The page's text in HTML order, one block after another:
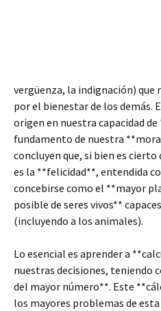
vergüenza, la indignación) que
por el bienestar de los demás.
origen en nuestra capacidad
fundamento de nuestra
concluyen que, si bien es
es la **felicidad**, entendida
concebirse como el **mayor
posible de seres vivos**
(incluyendo a los animales).
Lo esencial es aprender a
nuestras decisiones, teniendo
del mayor número**. Este
los mayores problemas de